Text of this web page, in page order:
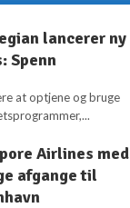
lancerer ny
Spenn
at optjene og bruge
Airlines med
afgange til